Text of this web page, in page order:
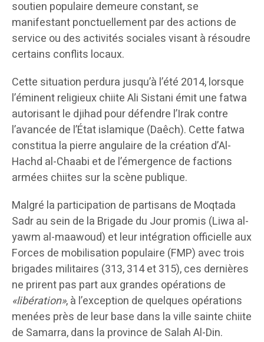
soutien populaire demeure constant, se
manifestant ponctuellement par des actions de
service ou des activités sociales visant à résoudre
certains conflits locaux.
Cette situation perdura jusqu’à l’été 2014, lorsque
l’éminent religieux chiite Ali Sistani émit une fatwa
autorisant le djihad pour défendre l’Irak contre
l’avancée de l’État islamique (Daêch). Cette fatwa
constitua la pierre angulaire de la création d’Al-
Hachd al-Chaabi et de l’émergence de factions
armées chiites sur la scène publique.
Malgré la participation de partisans de Moqtada
Sadr au sein de la Brigade du Jour promis (Liwa al-
yawm al-maawoud) et leur intégration officielle aux
Forces de mobilisation populaire (FMP) avec trois
brigades militaires (313, 314 et 315), ces dernières
ne prirent pas part aux grandes opérations de
«libération», à l’exception de quelques opérations
menées près de leur base dans la ville sainte chiite
de Samarra, dans la province de Salah Al-Din.